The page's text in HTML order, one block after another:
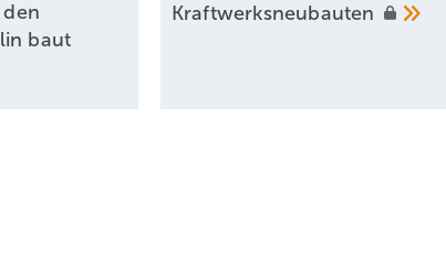
baut
Kraftwerksneubauten